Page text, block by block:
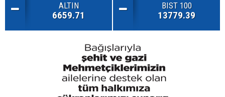
ALTIN
6659.71
BIST 100
13779.39